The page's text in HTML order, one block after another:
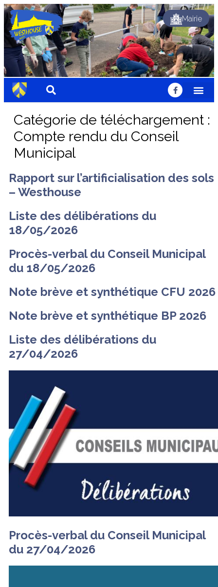
Mairie
Dynamique
Fleuri
Solidaire
Traditionnel
Festif
Sportif
Chaleureux
Accueillant
Nature
Dynamique
Fleuri
Solidaire
Traditionnel
Festif
Sportif
Chaleureux
Accueillant
Nature
Dynamique
Fleuri
Solidaire
Traditionnel
Festif
Sportif
Chaleureux
Accueillant
Nature
Catégorie de téléchargement :
Compte rendu du Conseil
Municipal
Rapport sur l’artificialisation des sols
– Westhouse
Liste des délibérations du
18/05/2026
Procès-verbal du Conseil Municipal
du 18/05/2026
Note brève et synthétique CFU 2026
Note brève et synthétique BP 2026
Liste des délibérations du
27/04/2026
Procès-verbal du Conseil Municipal
du 27/04/2026